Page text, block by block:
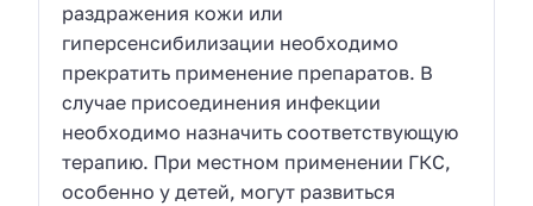
раздражения кожи или
гиперсенсибилизации необходимо
прекратить применение препаратов. В
случае присоединения инфекции
необходимо назначить соответствующую
терапию. При местном применении ГКС,
особенно у детей, могут развиться